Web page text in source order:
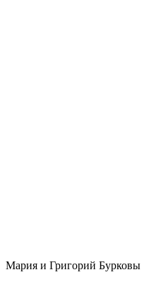
Мария и Григорий Бурковы